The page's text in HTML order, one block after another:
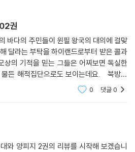
권
바다의 주민들이 윈필 왕국의 대의에 걸맞
달라는 부탁을 하이랜드로부터 받은 콜과
상의 기적을 믿는 그들은 어찌보면 독실한
해적집단으로도 보이는데요. 북방의
척박한 캐손섬에는 술통에 빠져 살고있는
0 댓글0
와 양피지 2권의 리뷰를 시작해 보겠습니